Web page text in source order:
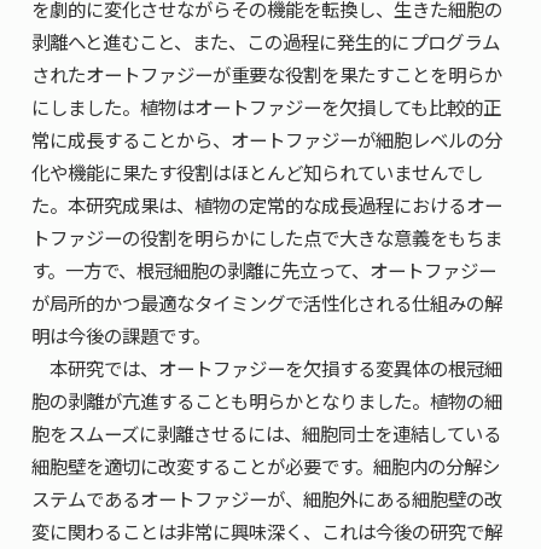
を劇的に変化させながらその機能を転換し、生きた細胞の
剥離へと進むこと、また、この過程に発生的にプログラム
されたオートファジーが重要な役割を果たすことを明らか
にしました。植物はオートファジーを欠損しても比較的正
常に成長することから、オートファジーが細胞レベルの分
化や機能に果たす役割はほとんど知られていませんでし
た。本研究成果は、植物の定常的な成長過程におけるオー
トファジーの役割を明らかにした点で大きな意義をもちま
す。一方で、根冠細胞の剥離に先立って、オートファジー
が局所的かつ最適なタイミングで活性化される仕組みの解
明は今後の課題です。
本研究では、オートファジーを欠損する変異体の根冠細
胞の剥離が亢進することも明らかとなりました。植物の細
胞をスムーズに剥離させるには、細胞同士を連結している
細胞壁を適切に改変することが必要です。細胞内の分解シ
ステムであるオートファジーが、細胞外にある細胞壁の改
変に関わることは非常に興味深く、これは今後の研究で解